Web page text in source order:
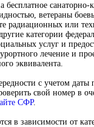
санаторно-
ветераны
радиационных или
категории
услуг и
лечение и
эквивалента.
с учетом даты
свой номер в
СФР.
в зависимости от